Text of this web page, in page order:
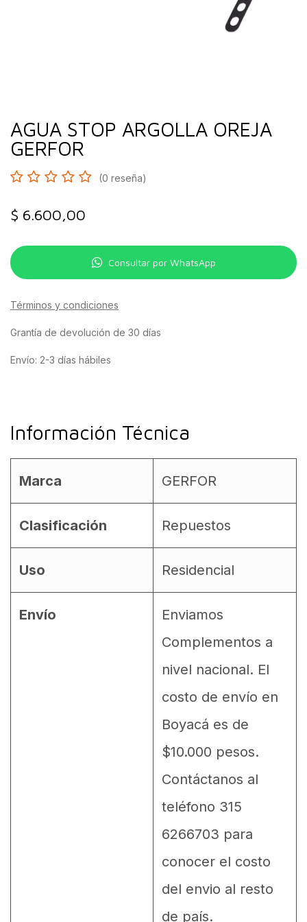
AGUA STOP ARGOLLA OREJA
GERFOR
(0 reseña)
$ 6.600,00
Consultar por WhatsApp
Términos y condiciones
Grantía de devolución de 30 días
Envío: 2-3 días hábiles
Información Técnica
Marca GERFOR
Clasificación Repuestos
Uso Residencial
Envío
Enviamos
Complementos a
nivel nacional. El
costo de envío en
Boyacá es de
$10.000 pesos.
Contáctanos al
teléfono 315
6266703 para
conocer el costo
del envio al resto
de país.